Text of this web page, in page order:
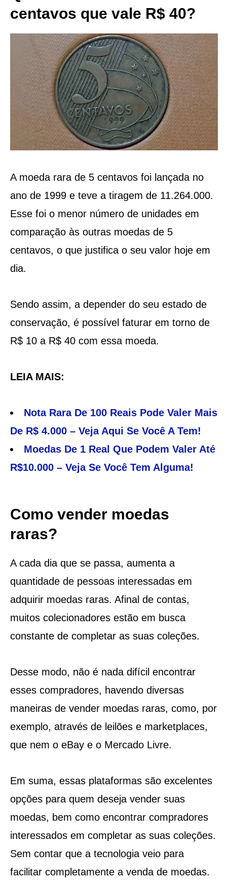
centavos que vale R$ 40?
A moeda rara de 5 centavos foi lançada no
ano de 1999 e teve a tiragem de 11.264.000.
Esse foi o menor número de unidades em
comparação às outras moedas de 5
centavos, o que justifica o seu valor hoje em
dia.
Sendo assim, a depender do seu estado de
conservação, é possível faturar em torno de
R$ 10 a R$ 40 com essa moeda.
LEIA MAIS:
Nota Rara De 100 Reais Pode Valer Mais
De R$ 4.000 – Veja Aqui Se Você A Tem!
Moedas De 1 Real Que Podem Valer Até
R$10.000 – Veja Se Você Tem Alguma!
Como vender moedas
raras?
A cada dia que se passa, aumenta a
quantidade de pessoas interessadas em
adquirir moedas raras. Afinal de contas,
muitos colecionadores estão em busca
constante de completar as suas coleções.
Desse modo, não é nada difícil encontrar
esses compradores, havendo diversas
maneiras de vender moedas raras, como, por
exemplo, através de leilões e marketplaces,
que nem o eBay e o Mercado Livre.
Em suma, essas plataformas são excelentes
opções para quem deseja vender suas
moedas, bem como encontrar compradores
interessados em completar as suas coleções.
Sem contar que a tecnologia veio para
facilitar completamente a venda de moedas.